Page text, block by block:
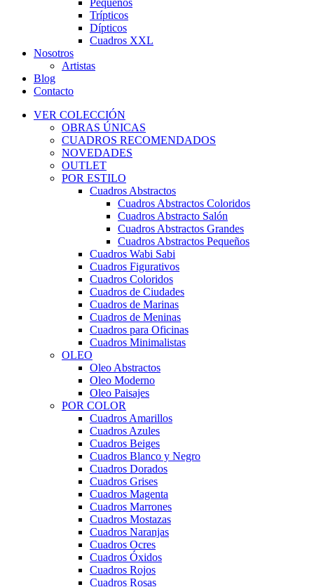
Pequeños
Trípticos
Dípticos
Cuadros XXL
Nosotros
Artistas
Blog
Contacto
VER COLECCIÓN
OBRAS ÚNICAS
CUADROS RECOMENDADOS
NOVEDADES
OUTLET
POR ESTILO
Cuadros Abstractos
Cuadros Abstractos Coloridos
Cuadros Abstracto Salón
Cuadros Abstractos Grandes
Cuadros Abstractos Pequeños
Cuadros Wabi Sabi
Cuadros Figurativos
Cuadros Coloridos
Cuadros de Ciudades
Cuadros de Marinas
Cuadros de Meninas
Cuadros para Oficinas
Cuadros Minimalistas
OLEO
Oleo Abstractos
Oleo Moderno
Oleo Paisajes
POR COLOR
Cuadros Amarillos
Cuadros Azules
Cuadros Beiges
Cuadros Blanco y Negro
Cuadros Dorados
Cuadros Grises
Cuadros Magenta
Cuadros Marrones
Cuadros Mostazas
Cuadros Naranjas
Cuadros Ocres
Cuadros Óxidos
Cuadros Rojos
Cuadros Rosas